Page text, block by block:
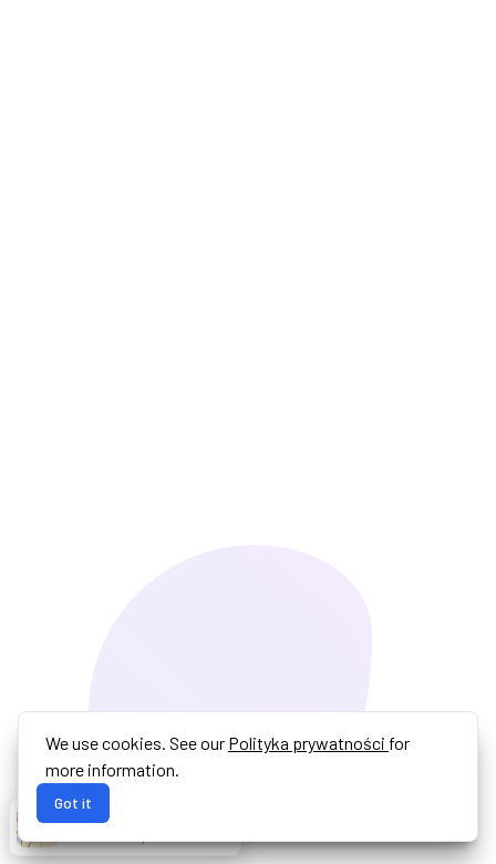
We use cookies. See our Polityka prywatności for
more information.
Got it